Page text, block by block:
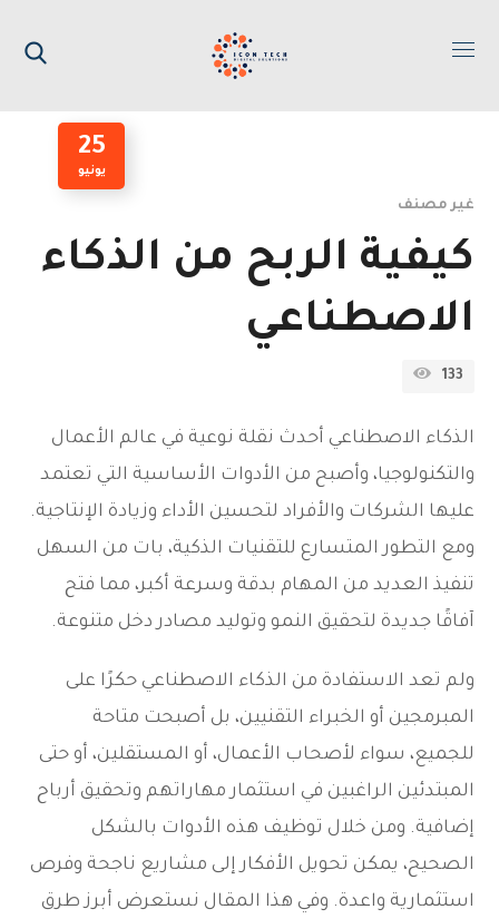
25
يونيو
غير مصنف
كيفية الربح من الذكاء
الاصطناعي
133
الذكاء الاصطناعي أحدث نقلة نوعية في عالم الأعمال
والتكنولوجيا، وأصبح من الأدوات الأساسية التي تعتمد
عليها الشركات والأفراد لتحسين الأداء وزيادة الإنتاجية.
ومع التطور المتسارع للتقنيات الذكية، بات من السهل
تنفيذ العديد من المهام بدقة وسرعة أكبر، مما فتح
آفاقًا جديدة لتحقيق النمو وتوليد مصادر دخل متنوعة.
ولم تعد الاستفادة من الذكاء الاصطناعي حكرًا على
المبرمجين أو الخبراء التقنيين، بل أصبحت متاحة
للجميع، سواء لأصحاب الأعمال، أو المستقلين، أو حتى
المبتدئين الراغبين في استثمار مهاراتهم وتحقيق أرباح
إضافية. ومن خلال توظيف هذه الأدوات بالشكل
الصحيح، يمكن تحويل الأفكار إلى مشاريع ناجحة وفرص
استثمارية واعدة. وفي هذا المقال نستعرض أبرز طرق